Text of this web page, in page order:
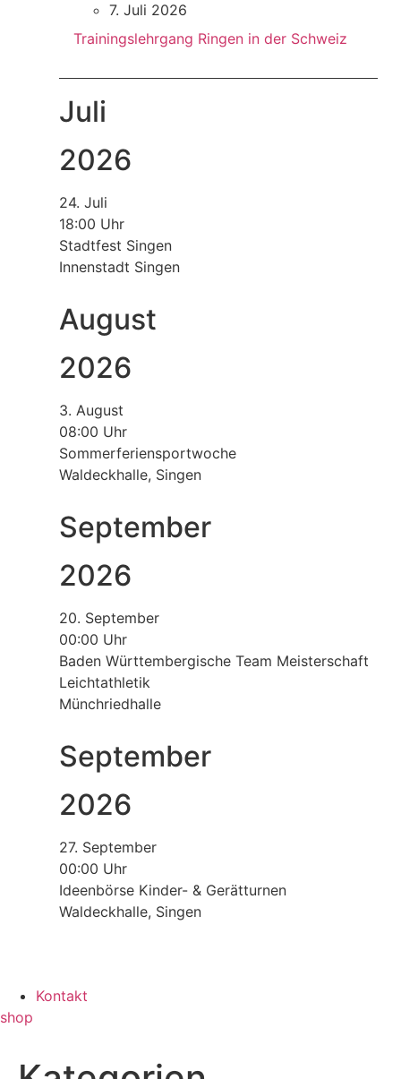
7. Juli 2026
Trainingslehrgang Ringen in der Schweiz
Juli
2026
24. Juli
18:00 Uhr
Stadtfest Singen
Innenstadt Singen
August
2026
3. August
08:00 Uhr
Sommerferiensportwoche
Waldeckhalle, Singen
September
2026
20. September
00:00 Uhr
Baden Württembergische Team Meisterschaft
Leichtathletik
Münchriedhalle
September
2026
27. September
00:00 Uhr
Ideenbörse Kinder- & Gerätturnen
Waldeckhalle, Singen
Kontakt
shop